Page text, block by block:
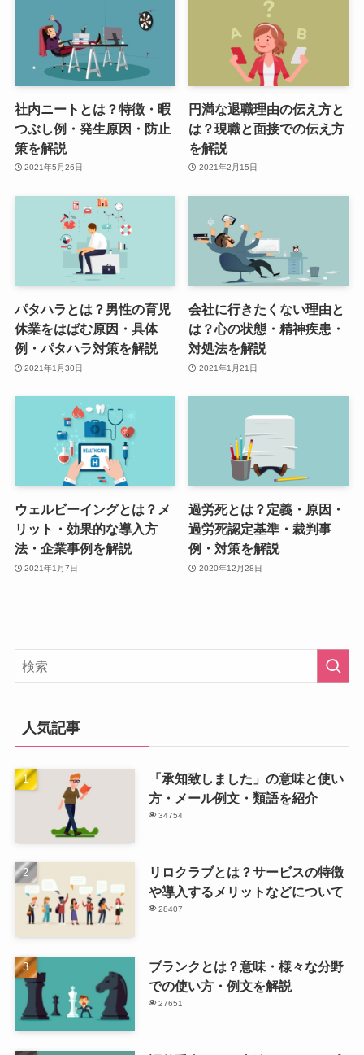
社内ニートとは？特徴・暇
つぶし例・発生原因・防止
策を解説
2021年5月26日
円満な退職理由の伝え方と
は？現職と面接での伝え方
を解説
2021年2月15日
パタハラとは？男性の育児
休業をはばむ原因・具体
例・パタハラ対策を解説
2021年1月30日
会社に行きたくない理由と
は？心の状態・精神疾患・
対処法を解説
2021年1月21日
ウェルビーイングとは？メ
リット・効果的な導入方
法・企業事例を解説
2021年1月7日
過労死とは？定義・原因・
過労死認定基準・裁判事
例・対策を解説
2020年12月28日
人気記事
「承知致しました」の意味と使い
方・メール例文・類語を紹介
34754
リロクラブとは？サービスの特徴
や導入するメリットなどについて
28407
ブランクとは？意味・様々な分野
での使い方・例文を解説
27651